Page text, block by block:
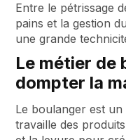
Entre le pétrissage
pains et la gestion
une grande
Le métier de
dompter la
Le boulanger est
travaille des